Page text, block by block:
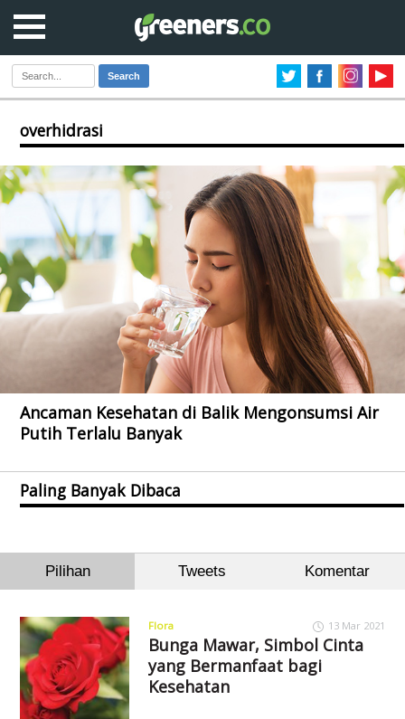
Search
overhidrasi
Ancaman Kesehatan di Balik Mengonsumsi Air
Putih Terlalu Banyak
Paling Banyak Dibaca
Pilihan Tweets Komentar
Flora 13 Mar 2021
Bunga Mawar, Simbol Cinta
yang Bermanfaat bagi
Kesehatan